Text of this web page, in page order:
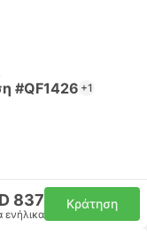
#QF1426 +1
837
ενήλικα
Κράτηση